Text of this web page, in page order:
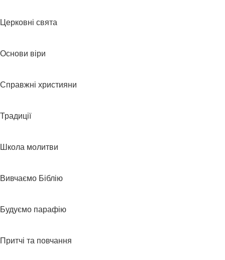
Церковні свята
Основи віри
Справжні християни
Традиції
Школа молитви
Вивчаємо Біблію
Будуємо парафію
Притчі та повчання